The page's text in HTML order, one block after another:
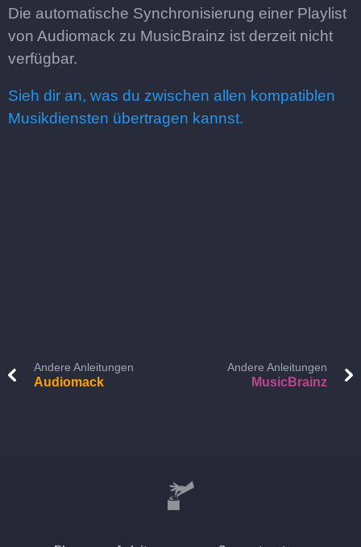
Die automatische Synchronisierung einer Playlist
von Audiomack zu MusicBrainz ist derzeit nicht
verfügbar.
Sieh dir an, was du zwischen allen kompatiblen
Musikdiensten übertragen kannst.
Andere Anleitungen
Audiomack
Andere Anleitungen
MusicBrainz